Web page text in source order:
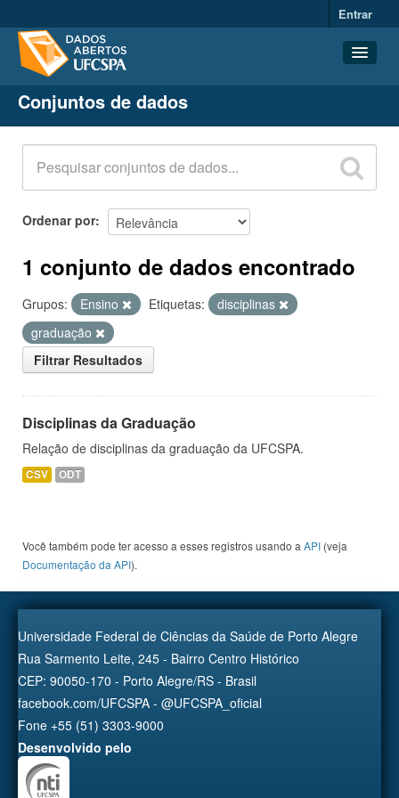
Entrar
Conjuntos de dados
Organizações
Grupos
Sobre
Conjuntos de dados
Ordenar por
1 conjunto de dados encontrado
Grupos: Ensino Etiquetas:
disciplinas
graduação
Filtrar Resultados
Disciplinas da Graduação
Relação de disciplinas da graduação da UFCSPA.
CSV ODT
Você também pode ter acesso a esses registros usando a API (veja
Documentação da API).
Universidade Federal de Ciências da Saúde de Porto Alegre
Rua Sarmento Leite, 245 - Bairro Centro Histórico
CEP: 90050-170 - Porto Alegre/RS - Brasil
facebook.com/UFCSPA - @UFCSPA_oficial
Fone +55 (51) 3303-9000
Desenvolvido pelo